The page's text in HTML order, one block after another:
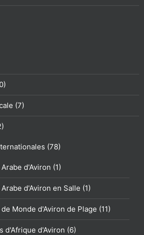
(7)
(78)
d'Aviron (1)
d'Aviron en Salle (1)
Monde d'Aviron de Plage (11)
d'Afrique d'Aviron (6)